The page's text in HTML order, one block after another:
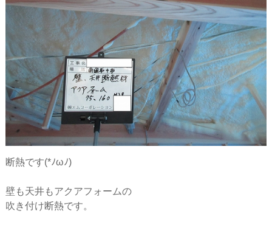
断熱です(*ﾉωﾉ)
壁も天井もアクアフォームの
吹き付け断熱です。